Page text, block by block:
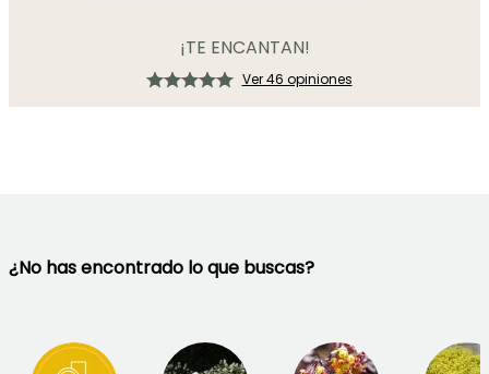
¡TE ENCANTAN!
Ver 46 opiniones
¿No has encontrado lo que buscas?